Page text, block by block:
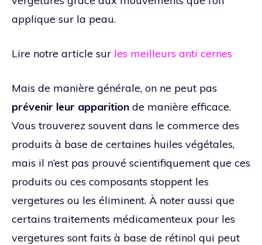
applique sur la peau.
Lire notre article sur les meilleurs anti cernes
Mais de manière générale, on ne peut pas
prévenir leur apparition de manière efficace.
Vous trouverez souvent dans le commerce des
produits à base de certaines huiles végétales,
mais il n’est pas prouvé scientifiquement que ces
produits ou ces composants stoppent les
vergetures ou les éliminent. À noter aussi que
certains traitements médicamenteux pour les
vergetures sont faits à base de rétinol qui peut